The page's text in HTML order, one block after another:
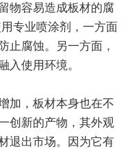
物容易造成板材的腐
专业喷涂剂，一方面
止腐蚀。另一方面，
入使用环境。
加，板材本身也在不
创新的产物，其外观
退出市场。因为它有